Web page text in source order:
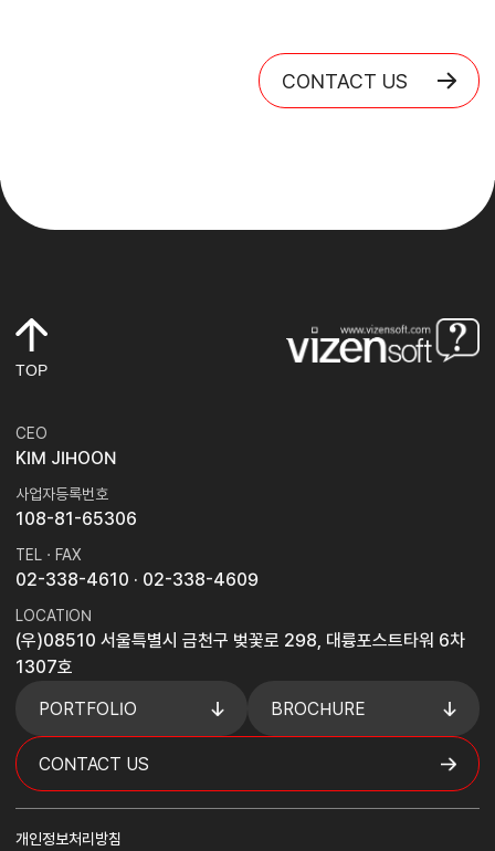
CONTACT US
TOP
CEO
KIM JIHOON
사업자등록번호
108-81-65306
TEL · FAX
02-338-4610 · 02-338-4609
LOCATION
(우)08510 서울특별시 금천구 벚꽃로 298, 대륭포스트타워 6차
1307호
PORTFOLIO
BROCHURE
CONTACT US
개인정보처리방침